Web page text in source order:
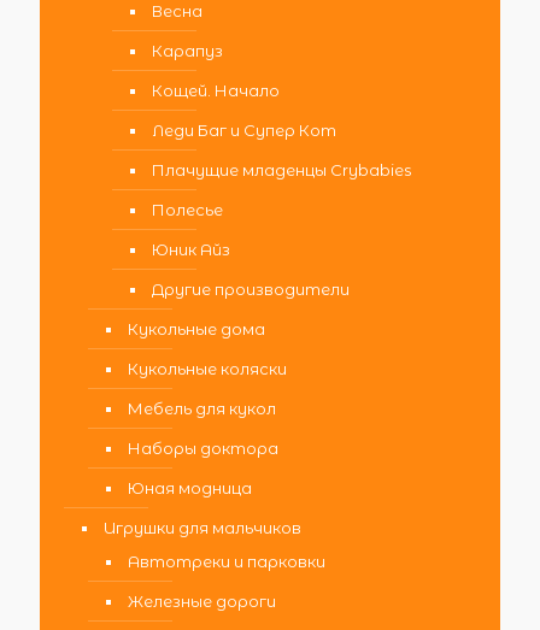
Весна
Карапуз
Кощей. Начало
Леди Баг и Супер Кот
Плачущие младенцы Crybabies
Полесье
Юник Айз
Другие производители
Кукольные дома
Кукольные коляски
Мебель для кукол
Наборы доктора
Юная модница
Игрушки для мальчиков
Автотреки и парковки
Железные дороги